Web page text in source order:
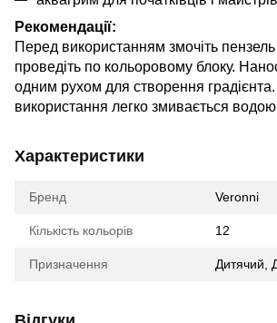
Рекомендації:
Перед використанням змочіть
проведіть по кольоровому блоку.
одним рухом для створення градієнта.
використання легко змивається
Характеристики
Бренд Veronni
Кількість кольорів 12
Призначення Дитячий